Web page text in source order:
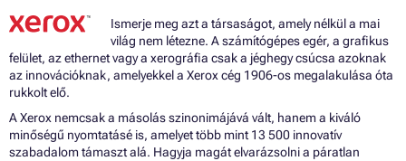
Ismerje meg azt a társaságot, amely nélkül a mai
világ nem létezne. A számítógépes egér, a grafikus
felület, az ethernet vagy a xerográfia csak a jéghegy csúcsa azoknak
az innovációknak, amelyekkel a Xerox cég 1906-os megalakulása óta
rukkolt elő.
A Xerox nemcsak a másolás szinonimájává vált, hanem a kiváló
minőségű nyomtatásé is, amelyet több mint 13 500 innovatív
szabadalom támaszt alá. Hagyja magát elvarázsolni a páratlan